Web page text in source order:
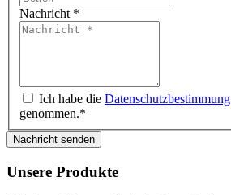
Nachricht *
Ich habe die Datenschutzbestimmung
genommen.*
Nachricht senden
Unsere Produkte